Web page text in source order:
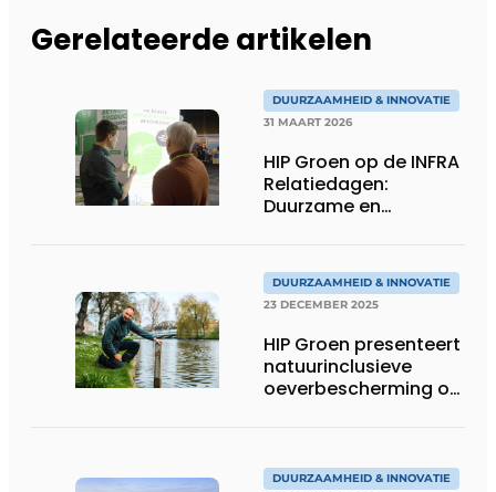
Gerelateerde artikelen
DUURZAAMHEID & INNOVATIE
31 MAART 2026
HIP Groen op de INFRA
Relatiedagen:
Duurzame en
DUURZAAMHEID & INNOVATIE
23 DECEMBER 2025
HIP Groen presenteert
natuurinclusieve
oeverbescherming op
DUURZAAMHEID & INNOVATIE